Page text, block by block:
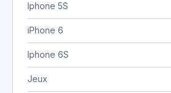
Iphone 5S
iPhone 6
Iphone 6S
Jeux